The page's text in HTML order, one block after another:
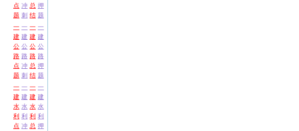
点
题
冲
刺
总
结
押
题
一
建
公
路
点
题
一
建
公
路
冲
刺
一
建
公
路
总
结
一
建
公
路
押
题
一
建
水
利
点
一
建
水
利
冲
一
建
水
利
总
一
建
水
利
押